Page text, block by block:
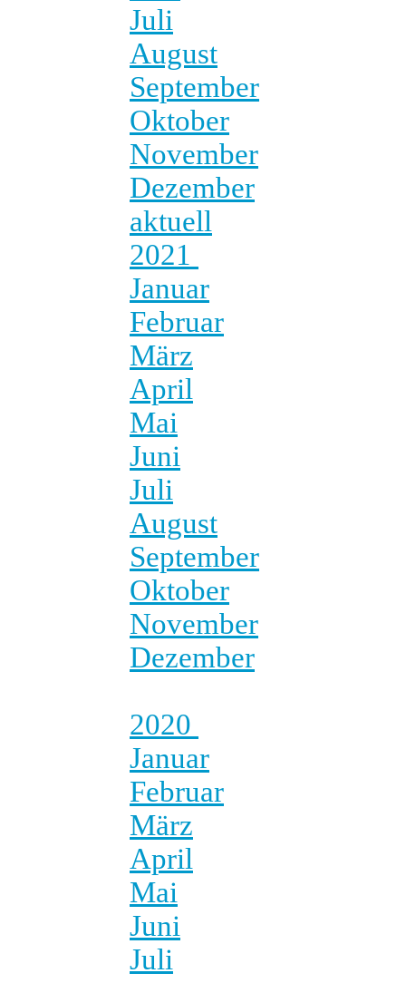
Juli
August
September
Oktober
November
Dezember
aktuell
2021
Januar
Februar
März
April
Mai
Juni
Juli
August
September
Oktober
November
Dezember
2020
Januar
Februar
März
April
Mai
Juni
Juli